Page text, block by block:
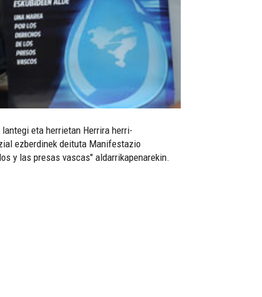
lantegi eta herrietan Herrira herri-
ezberdinek deituta Manifestazio
y las presas vascas" aldarrikapenarekin.